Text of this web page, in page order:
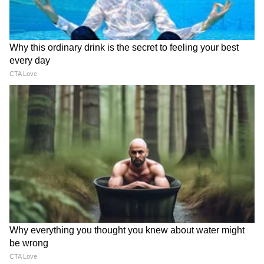
ABOUT THE AUTHOR
VP vivek panmand
विवेक पानमंद हे आशियानेट न्युज मराठी येथे कंटेंट राईटर म्हणून कार्यरत
आहेत. ते राजकीय आणि महाराष्ट्रातील घडामोडींचं वार्तांकन करतात. त्यांनी
रानडे इन्स्टिट्युट येथून पत्रकारितेचे पदव्युत्तर शिक्षण पूर्ण केलं आहे. विवेक
यांनी अर्थसाक्षर. कॉम येथे संपादक, तसेच दैनिक सकाळ येथे उपसंपादक
म्हणून काम पाहिलं आहे.
उपयुक्तता बातम्या